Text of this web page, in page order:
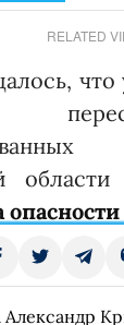
RELATED
что